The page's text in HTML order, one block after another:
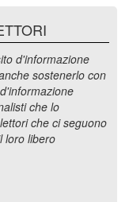
d'informazione
sostenerlo con
che lo
che ci seguono
loro libero